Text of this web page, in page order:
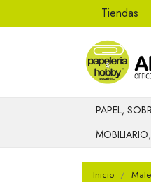
Tiendas
PAPEL,
Inicio